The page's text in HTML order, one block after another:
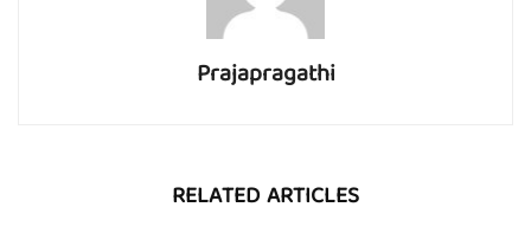
Prajapragathi
RELATED ARTICLES